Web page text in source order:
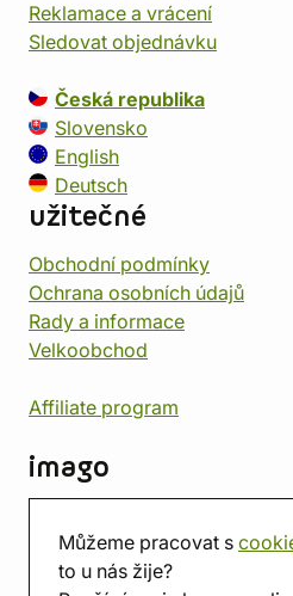
Můžeme pracovat s
to u nás žije?
Reklamace a vrácení
Sledovat objednávku
Česká republika
Slovensko
English
Deutsch
užitečné
Obchodní podmínky
Ochrana osobních údajů
Rady a informace
Velkoobchod
Affiliate program
imago
Prodejna
Herna